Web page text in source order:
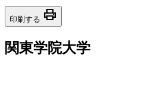
印刷する print
関東学院大学